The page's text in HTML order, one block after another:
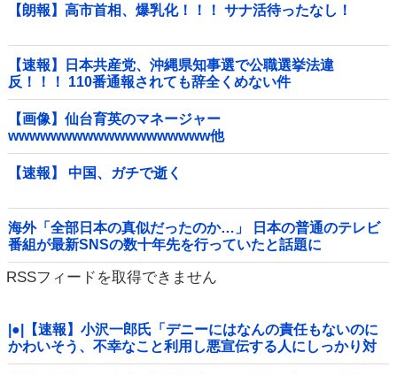
【朗報】高市首相、爆乳化！！！ サナ活待ったなし！
【速報】日本共産党、沖縄県知事選で公職選挙法違
反！！！ 110番通報されても辞全くめない件
【画像】仙台育英のマネージャー
wwwwwwwwwwwwwwwwwww他
【速報】 中国、ガチで逝く
海外「全部日本の真似だったのか…」 日本の普通のテレビ
番組が最新SNSの数十年先を行っていたと話題に
RSSフィードを取得できません
|●|【速報】小沢一郎氏「デニーにはなんの責任もないのに
かわいそう、不幸なこと利用し悪宣伝する人にしっかり対
応を」